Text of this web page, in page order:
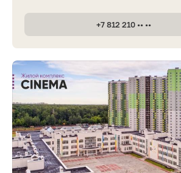
+7 812 210 •• ••